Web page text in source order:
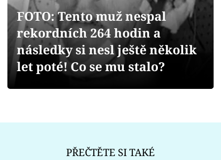
Videa
Sledujte prima+
FOTO: Tento muž nespal
rekordních 264 hodin a
následky si nesl ještě několik
let poté! Co se mu stalo?
PŘEČTĚTE SI TAKÉ